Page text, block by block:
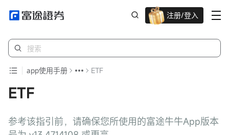
注册/登入
app使用手册 ETF
ETF
参考该指引前，请确保您所使用的富途牛牛App版本